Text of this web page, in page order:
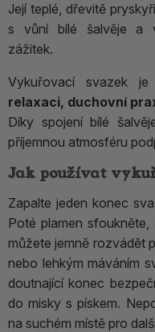
Její teplé, dřevitě
s vůní bílé šalvěje a
zážitek.
Vykuřovací svazek
relaxaci, duchovní
Díky spojení bílé
příjemnou atmosféru
Jak používat
Zapalte jeden konec
Poté plamen
můžete jemně rozvádět
nebo lehkým máváním
doutnající konec
do misky s pískem.
na suchém místě pro